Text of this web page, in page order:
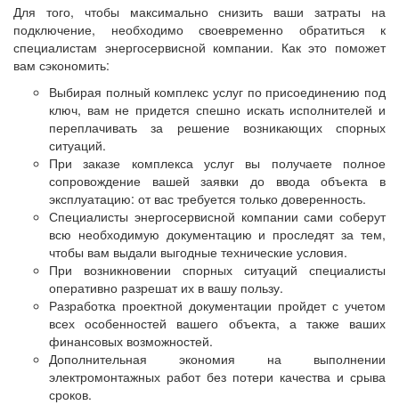
Для того, чтобы максимально снизить ваши затраты на
подключение, необходимо своевременно обратиться к
специалистам энергосервисной компании. Как это поможет
вам сэкономить:
Выбирая полный комплекс услуг по присоединению под
ключ, вам не придется спешно искать исполнителей и
переплачивать за решение возникающих спорных
ситуаций.
При заказе комплекса услуг вы получаете полное
сопровождение вашей заявки до ввода объекта в
эксплуатацию: от вас требуется только доверенность.
Специалисты энергосервисной компании сами соберут
всю необходимую документацию и проследят за тем,
чтобы вам выдали выгодные технические условия.
При возникновении спорных ситуаций специалисты
оперативно разрешат их в вашу пользу.
Разработка проектной документации пройдет с учетом
всех особенностей вашего объекта, а также ваших
финансовых возможностей.
Дополнительная экономия на выполнении
электромонтажных работ без потери качества и срыва
сроков.